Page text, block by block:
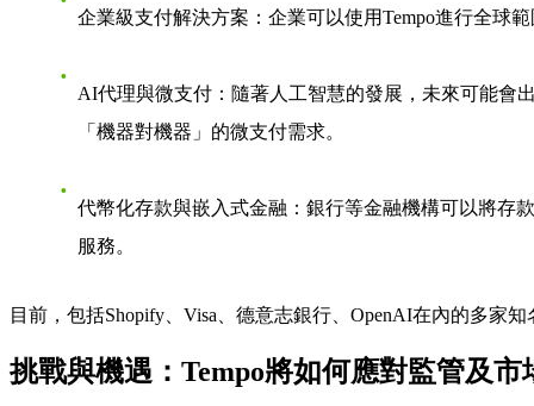
企業級支付解決方案 ：企業可以使用Tempo進行全球
AI代理與微支付 ：隨著人工智慧的發展，未來可能會
「機器對機器」的微支付需求。
代幣化存款與嵌入式金融 ：銀行等金融機構可以將存
服務。
目前，包括Shopify、Visa、德意志銀行、OpenAI在內的多家
挑戰與機遇：Tempo將如何應對監管及市